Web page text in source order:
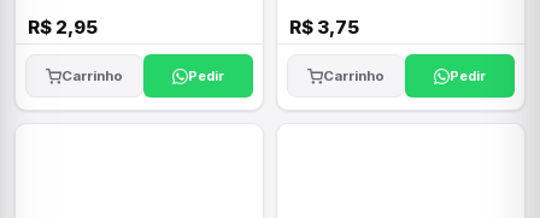
R$ 2,95
Carrinho Pedir
R$ 3,75
Carrinho Pedir